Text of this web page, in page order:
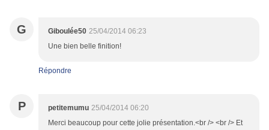
G Giboulée50 25/04/2014 06:23
Une bien belle finition!
Répondre
P petitemumu 25/04/2014 06:20
Merci beaucoup pour cette jolie présentation.<br /> <br /> Et